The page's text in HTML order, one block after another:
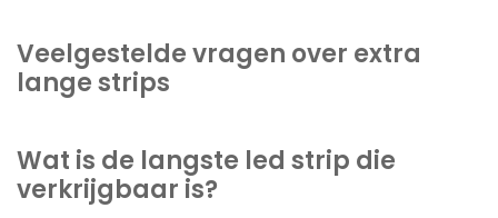
Veelgestelde vragen over extra
lange strips
Wat is de langste led strip die
verkrijgbaar is?